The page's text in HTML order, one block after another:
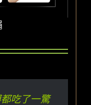
吃了一驚
你們的